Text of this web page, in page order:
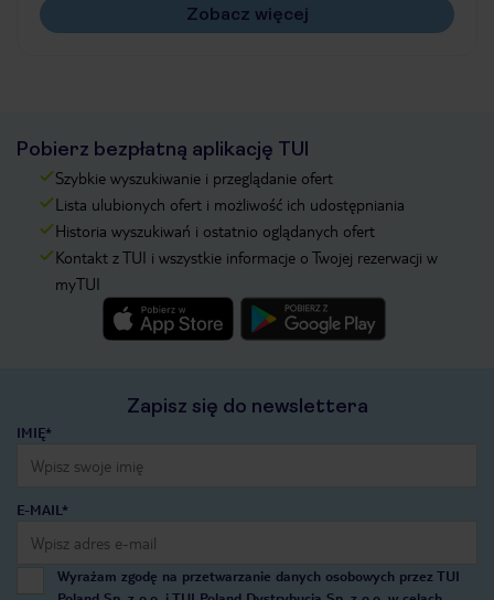
Zobacz więcej
Pobierz bezpłatną aplikację TUI
Szybkie wyszukiwanie i przeglądanie ofert
Lista ulubionych ofert i możliwość ich udostępniania
Historia wyszukiwań i ostatnio oglądanych ofert
Kontakt z TUI i wszystkie informacje o Twojej rezerwacji w
myTUI
Zapisz się do newslettera
IMIĘ*
E-MAIL*
Wyrażam zgodę na przetwarzanie danych osobowych przez TUI